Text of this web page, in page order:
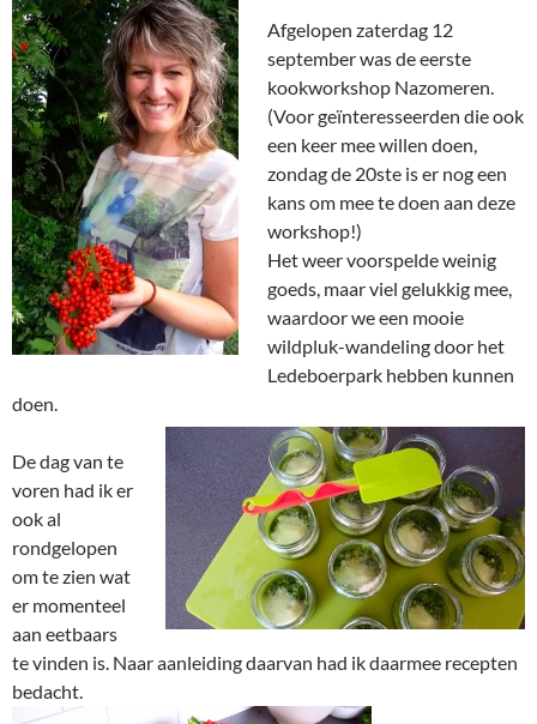
Afgelopen zaterdag 12
september was de eerste
kookworkshop Nazomeren.
(Voor geïnteresseerden die ook
een keer mee willen doen,
zondag de 20ste is er nog een
kans om mee te doen aan deze
workshop!)
Het weer voorspelde weinig
goeds, maar viel gelukkig mee,
waardoor we een mooie
wildpluk-wandeling door het
Ledeboerpark hebben kunnen
doen.
De dag van te
voren had ik er
ook al
rondgelopen
om te zien wat
er momenteel
aan eetbaars
te vinden is. Naar aanleiding daarvan had ik daarmee recepten
bedacht.